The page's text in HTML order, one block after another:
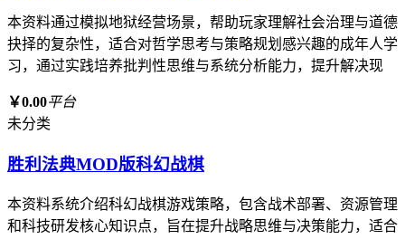
本资料通过模拟地狱经营场景，帮助玩家理解社会治理与道德
抉择的复杂性，适合对哲学思考与策略规划感兴趣的成年人学
习，通过实践培养批判性思维与系统分析能力，提升解决现
￥0.00平台
未分类
胜利法典MOD版科幻战棋
本资料系统介绍科幻战棋游戏策略，包含战术部署、资源管理
和科技研发核心知识点，旨在提升战略思维与决策能力，适合